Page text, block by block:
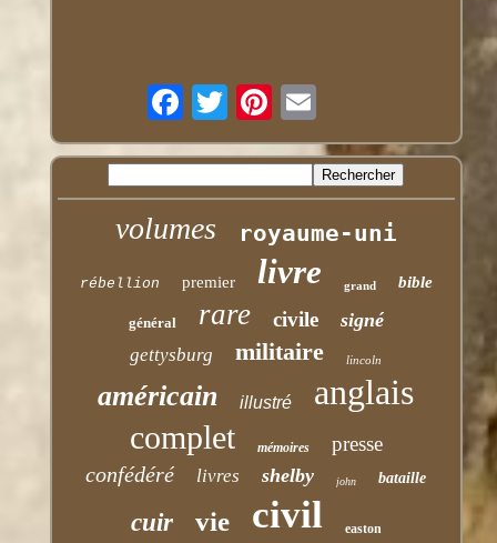
volumes royaume-uni
rébellion premier livre grand bible
général rare civile signé
gettysburg militaire lincoln
américain illustré anglais
complet mémoires presse
confédéré livres shelby john bataille
cuir vie civil easton